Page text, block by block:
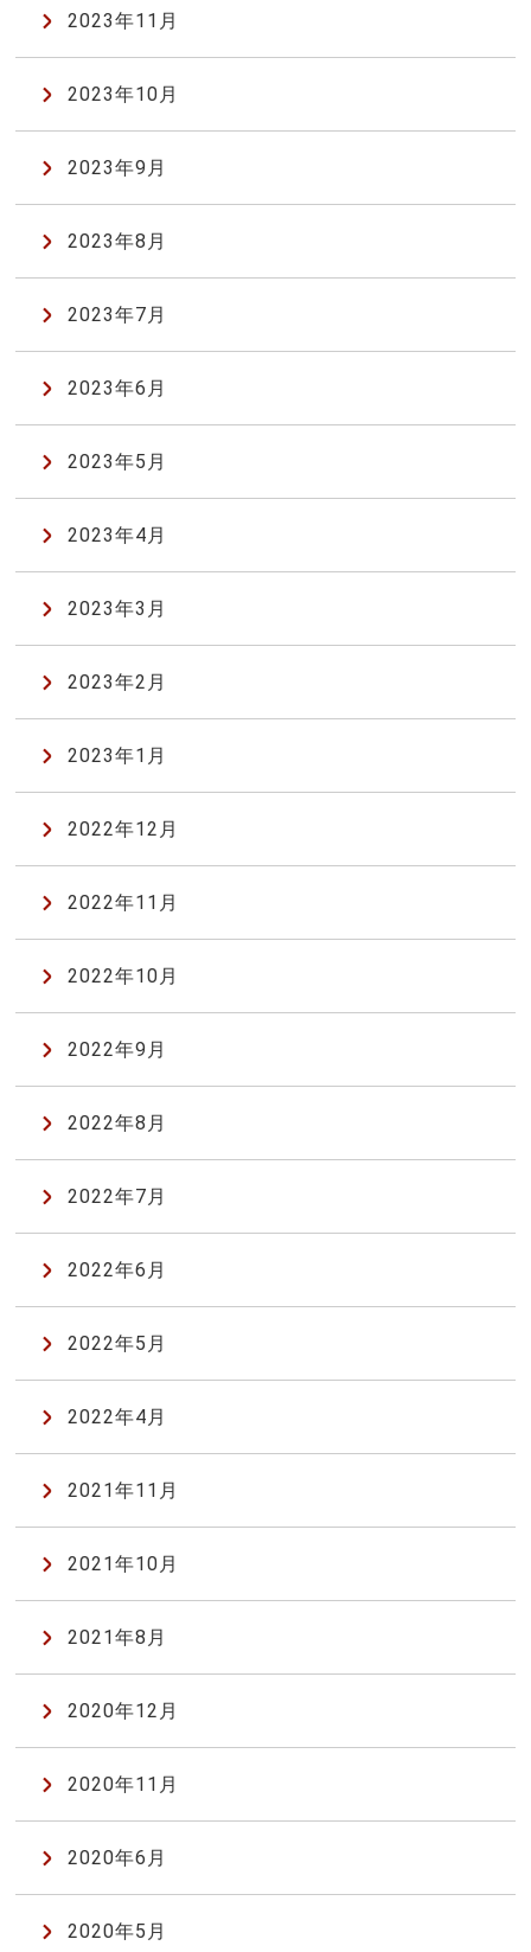
2023年11月
2023年10月
2023年9月
2023年8月
2023年7月
2023年6月
2023年5月
2023年4月
2023年3月
2023年2月
2023年1月
2022年12月
2022年11月
2022年10月
2022年9月
2022年8月
2022年7月
2022年6月
2022年5月
2022年4月
2021年11月
2021年10月
2021年8月
2020年12月
2020年11月
2020年6月
2020年5月